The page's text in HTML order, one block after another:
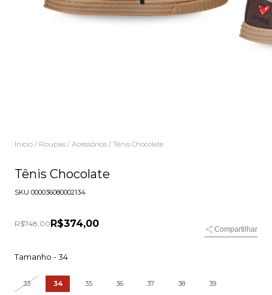
Início / Roupas / Acessórios / Tênis Chocolate
Tênis Chocolate
SKU 000036080002134
R$748,00R$374,00
Compartilhar
Tamanho -34
33 34 35 36 37 38 39